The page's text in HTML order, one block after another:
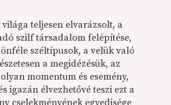
teljesen elvarázsolt, a
szilf társadalom felépítése,
széltípusok, a velük való
a megidézésük, az
momentum és esemény,
igazán élvezhetővé teszi ezt a
cselekményének egyedisége